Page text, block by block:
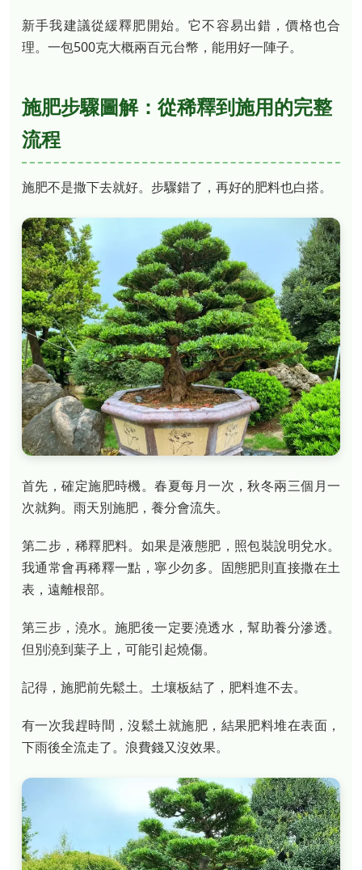
新手我建議從緩釋肥開始。它不容易出錯，價格也合
理。一包500克大概兩百元台幣，能用好一陣子。
施肥步驟圖解：從稀釋到施用的完整
流程
施肥不是撒下去就好。步驟錯了，再好的肥料也白搭。
首先，確定施肥時機。春夏每月一次，秋冬兩三個月一
次就夠。雨天別施肥，養分會流失。
第二步，稀釋肥料。如果是液態肥，照包裝說明兌水。
我通常會再稀釋一點，寧少勿多。固態肥則直接撒在土
表，遠離根部。
第三步，澆水。施肥後一定要澆透水，幫助養分滲透。
但別澆到葉子上，可能引起燒傷。
記得，施肥前先鬆土。土壤板結了，肥料進不去。
有一次我趕時間，沒鬆土就施肥，結果肥料堆在表面，
下雨後全流走了。浪費錢又沒效果。